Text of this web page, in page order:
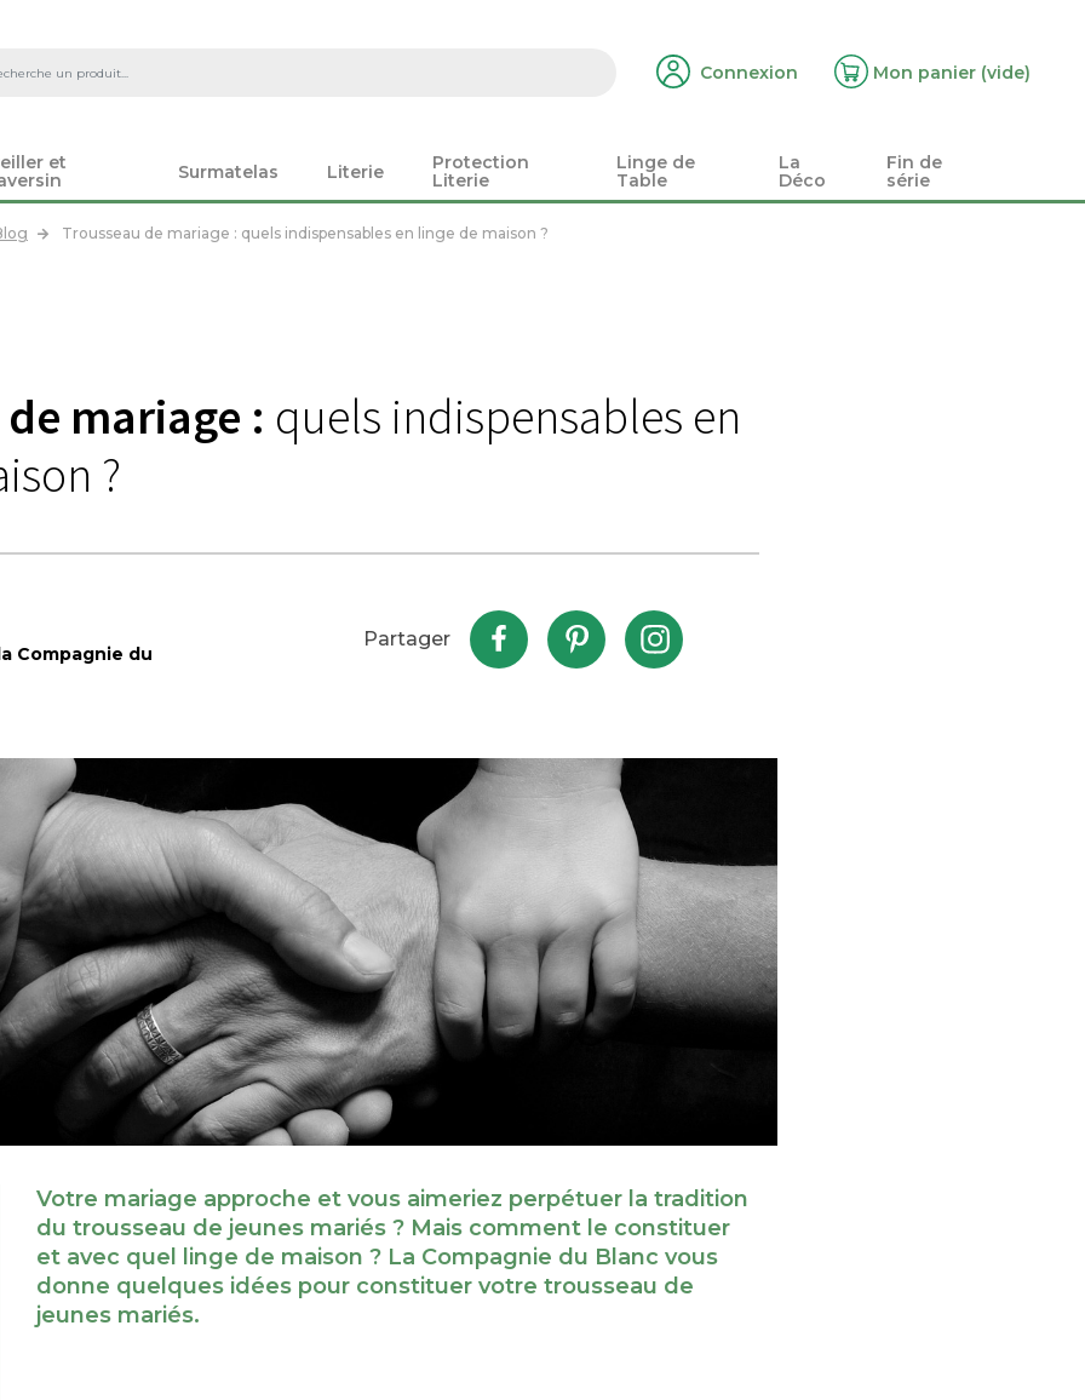
Connexion Mon panier (vide)
et
Surmatelas Literie
Protection
Literie
Linge de
Table
La
Déco
Fin de
série
Trousseau de mariage : quels indispensables en linge de maison ?
mariage : quels indispensables en
?
Compagnie du
Partager
Votre mariage approche et vous aimeriez perpétuer la tradition
du trousseau de jeunes mariés ? Mais comment le constituer
et avec quel linge de maison ? La Compagnie du Blanc vous
donne quelques idées pour constituer votre trousseau de
jeunes mariés.